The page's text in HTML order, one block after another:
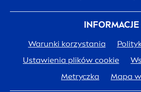
INFORMACJE
Warunki korzystania
Ustawienia plików cookie
Metryczka
Mapa